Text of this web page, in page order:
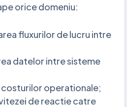
orice domeniu:
fluxurilor de lucru intre
datelor intre sisteme
operationale;
de reactie catre